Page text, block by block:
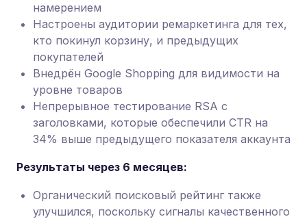
намерением
Настроены аудитории ремаркетинга для тех,
кто покинул корзину, и предыдущих
покупателей
Внедрён Google Shopping для видимости на
уровне товаров
Непрерывное тестирование RSA с
заголовками, которые обеспечили CTR на
34% выше предыдущего показателя аккаунта
Результаты через 6 месяцев:
Органический поисковый рейтинг также
улучшился, поскольку сигналы качественного